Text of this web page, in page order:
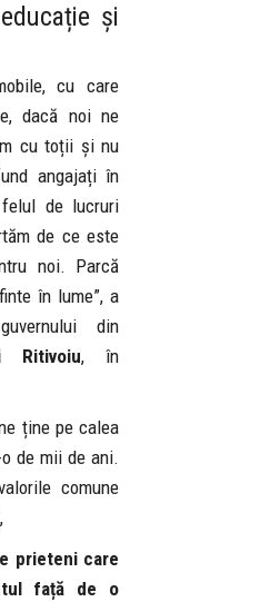
și
cu care
dacă noi ne
cu toții și nu
angajați în
de lucruri
de ce este
noi. Parcă
în lume”, a
din
Ritivoiu, în
ține pe calea
de mii de ani.
comune
prieteni care
față de o